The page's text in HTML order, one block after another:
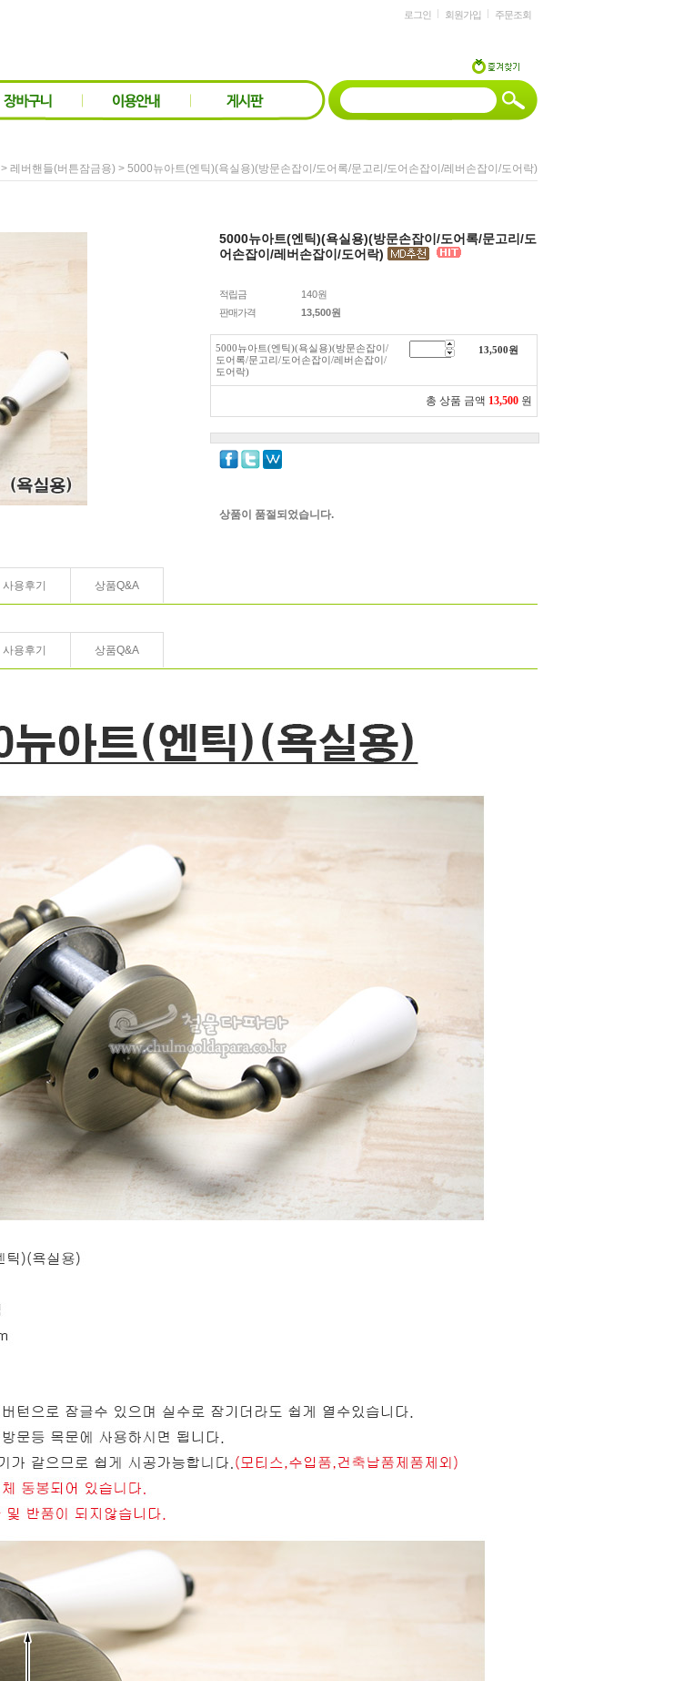
로그인 회원가입 주문조회
> 레버핸들(버튼잠금용) > 5000뉴아트(엔틱)(욕실용)(방문손잡이/도어록/문고리/도어손잡이/레버손잡이/도어락)
5000뉴아트(엔틱)(욕실용)(방문손잡이/도어록/문고리/도
어손잡이/레버손잡이/도어락)
적립금
140원
판매가격
13,500원
5000뉴아트(엔틱)(욕실용)(방문손잡이/
도어록/문고리/도어손잡이/레버손잡이/
도어락)
13,500원
총 상품 금액 13,500 원
상품이 품절되었습니다.
사용후기 상품Q&A
사용후기 상품Q&A